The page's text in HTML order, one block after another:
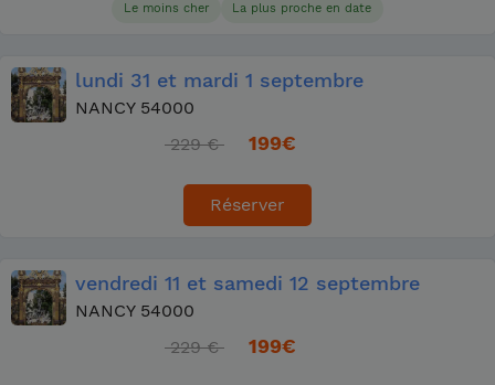
Le moins cher La plus proche en date
lundi 31 et mardi 1 septembre
NANCY 54000
229 €
199€
Réserver
vendredi 11 et samedi 12 septembre
NANCY 54000
229 €
199€